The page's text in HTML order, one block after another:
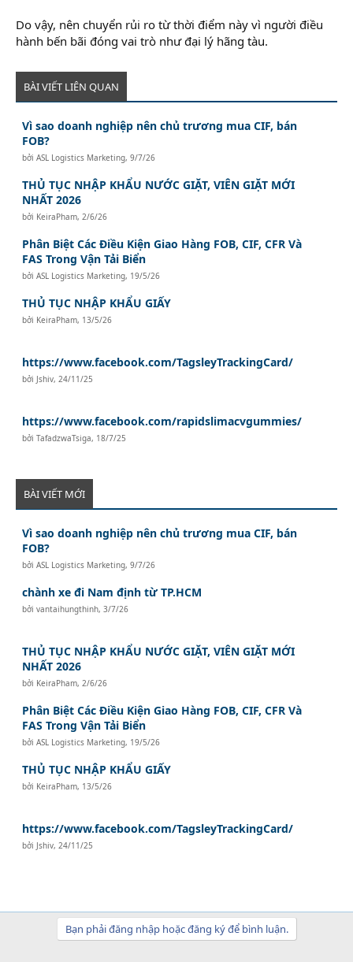
Do vậy, nên chuyển rủi ro từ thời điểm này vì người điều
hành bến bãi đóng vai trò như đại lý hãng tàu.
BÀI VIẾT LIÊN QUAN
Vì sao doanh nghiệp nên chủ trương mua CIF, bán
FOB?
bởiASL Logistics Marketing,9/7/26
THỦ TỤC NHẬP KHẨU NƯỚC GIẶT, VIÊN GIẶT MỚI
NHẤT 2026
bởi KeiraPham, 2/6/26
Phân Biệt Các Điều Kiện Giao Hàng FOB, CIF, CFR Và
FAS Trong Vận Tải Biển
bởiASL Logistics Marketing, 19/5/26
THỦ TỤC NHẬP KHẨU GIẤY
bởi KeiraPham, 13/5/26
https://www.facebook.com/TagsleyTrackingCard/
bởi Jshiv, 24/11/25
https://www.facebook.com/rapidslimacvgummies/
bởiTafadzwaTsiga, 18/7/25
BÀI VIẾT MỚI
Vì sao doanh nghiệp nên chủ trương mua CIF, bán
FOB?
bởiASL Logistics Marketing,9/7/26
chành xe đi Nam định từ TP.HCM
bởivantaihungthinh,3/7/26
THỦ TỤC NHẬP KHẨU NƯỚC GIẶT, VIÊN GIẶT MỚI
NHẤT 2026
bởi KeiraPham, 2/6/26
Phân Biệt Các Điều Kiện Giao Hàng FOB, CIF, CFR Và
FAS Trong Vận Tải Biển
bởiASL Logistics Marketing, 19/5/26
THỦ TỤC NHẬP KHẨU GIẤY
bởi KeiraPham, 13/5/26
https://www.facebook.com/TagsleyTrackingCard/
bởi Jshiv, 24/11/25
Bạn phải đăng nhập hoặc đăng ký để bình luận.